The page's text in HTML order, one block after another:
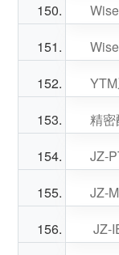
精
JZ-
​JZ-
JZ-